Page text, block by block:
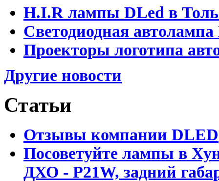
H.I.R лампы DLed в
Светодиодная
Проекторы логотипа
Другие новости
Статьи
Отзывы компании DLED
Посоветуйте лампы в
ДХО - P21W, задний